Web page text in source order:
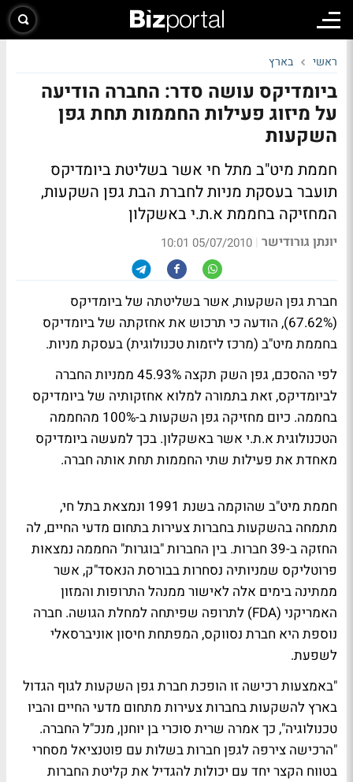
ראשי בארץ
ביומדיקס עושה סדר: החברה הודיעה
על מיזוג פעילות החממות תחת גפן
השקעות
חממת מיט"ב מתל חי אשר בשליטת ביומדיקס
תועבר בעסקת מניות לחברת הבת גפן השקעות,
המחזיקה בחממת א.ת.י באשקלון
יונתן גורודישר |
05/07/2010 10:01
חברת גפן השקעות, אשר בשליטתה של ביומדיקס
(67.62%), הודעה כי תרכוש את אחזקתה של ביומדיקס
בחממת מיט"ב (מרכז ליזמות טכנולוגית) בעסקת מניות.
לפי ההסכם, גפן השק תקצה 45.93% ממניות החברה
לביומדיקס, זאת בתמורה למלוא אחזקותיה של ביומדיקס
בחממה. כיום מחזיקה גפן השקעות ב-100% מהחממה
הטכנולוגית א.ת.י אשר באשקלון. בכך למעשה ביומדיקס
מאחדת את פעילות שתי החממות תחת אותה חברה.
חממת מיט"ב שהוקמה בשנת 1991 ונמצאת בתל חי,
מתמחה בהשקעות בחברות צעירות בתחום מדעי החיים, לה
החזקה ב-39 חברות. בין החברות "בוגרות" החממה נמצאות
פרוטליקס שמניותיה נסחרות בבורסת הנאסד"ק, אשר
ממתינה בימים אלה לאישור ממנהל התרופות והמזון
האמריקני (FDA) לתרופה שפיתחה למחלת הגושה. חברה
נוספת היא חברת נסווקס, המפתחת חיסון אוניברסאלי
לשפעת.
"באמצעות רכישה זו הופכת חברת גפן השקעות לגוף הגדול
בארץ להשקעות בחברות צעירות מתחום מדעי החיים והביו
טכנולוגיה", כך אמרה שרית סוכרי בן יוחנן, מנכ"ל החברה.
"הרכישה צירפה לגפן חברות בשלות עם פוטנציאל מסחרי
בטווח הקצר יחד עם יכולות להגדיל את קליטת החברות